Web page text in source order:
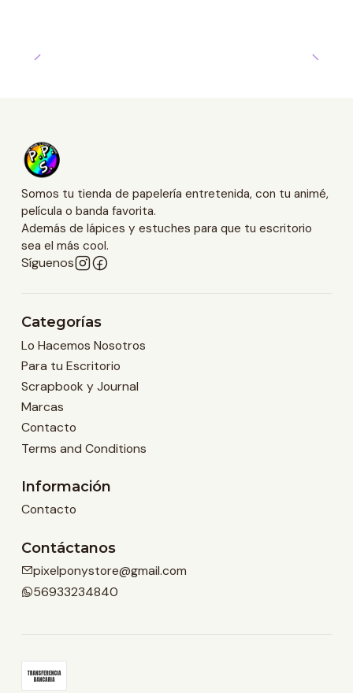
Somos tu tienda de papelería entretenida, con tu animé,
película o banda favorita.
Además de lápices y estuches para que tu escritorio
sea el más cool.
Síguenos
Categorías
Lo Hacemos Nosotros
Para tu Escritorio
Scrapbook y Journal
Marcas
Contacto
Terms and Conditions
Información
Contacto
Contáctanos
pixelponystore@gmail.com
56933234840